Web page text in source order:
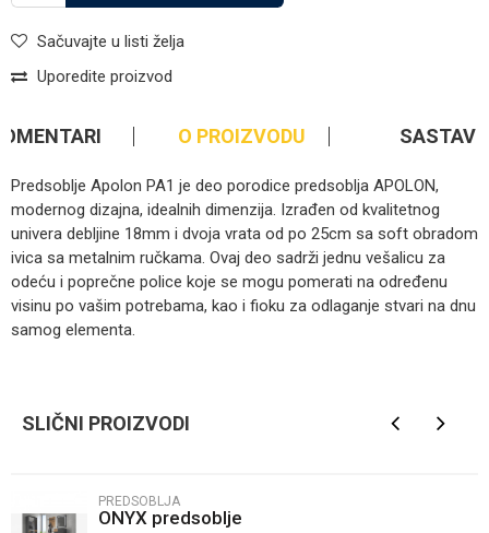
Sačuvajte u listi želja
Uporedite proizvod
O PROIZVODU SASTAV
Predsoblje Apolon PA1 je deo porodice predsoblja APOLON,
modernog dizajna, idealnih dimenzija. Izrađen od kvalitetnog
univera debljine 18mm i dvoja vrata od po 25cm sa soft obradom
ivica sa metalnim ručkama. Ovaj deo sadrži jednu vešalicu za
odeću i poprečne police koje se mogu pomerati na određenu
visinu po vašim potrebama, kao i fioku za odlaganje stvari na dnu
samog elementa.
Poruka
SLIČNI PROIZVODI
PREDSOBLJA
ONYX predsoblje